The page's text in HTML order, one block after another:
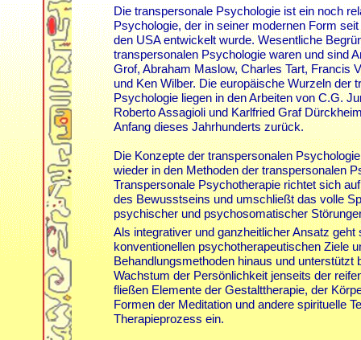
Die transpersonale Psychologie ist ein noch
Psychologie, der in seiner modernen Form
den USA entwickelt wurde. Wesentliche
transpersonalen Psychologie waren und sind
Grof, Abraham Maslow, Charles Tart, Francis
und Ken Wilber. Die europäische Wurzeln der
Psychologie liegen in den Arbeiten von C.G.
Roberto Assagioli und Karlfried Graf
Anfang dieses Jahrhunderts zurück.
Die Konzepte der transpersonalen
wieder in den Methoden der transpersonalen
Transpersonale Psychotherapie richtet sich
des Bewusstseins und umschließt das volle
psychischer und psychosomatischer
Als integrativer und ganzheitlicher Ansatz geht
konventionellen psychotherapeutischen Ziele
Behandlungsmethoden hinaus und unterstützt
Wachstum der Persönlichkeit jenseits der
fließen Elemente der Gestalttherapie, der
Formen der Meditation und andere spirituelle
Therapieprozess ein.